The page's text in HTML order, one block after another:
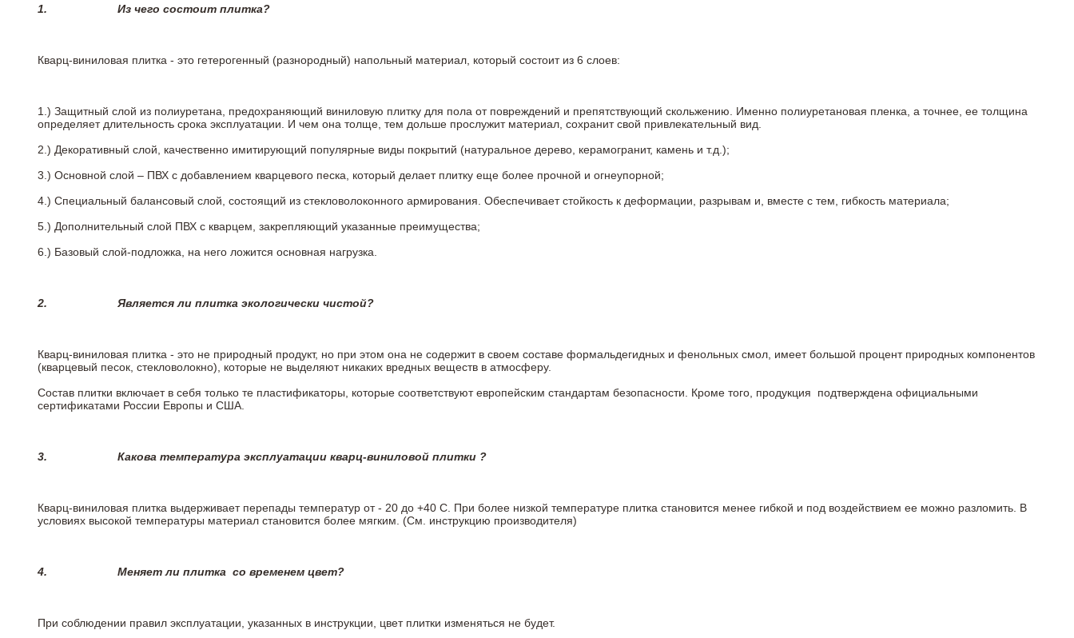
1. Из чего состоит плитка?
Кварц-виниловая плитка - это гетерогенный (разнородный) напольный материал, который состоит из 6 слоев:
1.) Защитный слой из полиуретана, предохраняющий виниловую плитку для пола от повреждений и препятствующий скольжению. Именно полиуретановая пленка, а точнее, ее толщина
определяет длительность срока эксплуатации. И чем она толще, тем дольше прослужит материал, сохранит свой привлекательный вид.
2.) Декоративный слой, качественно имитирующий популярные виды покрытий (натуральное дерево, керамогранит, камень и т.д.);
3.) Основной слой – ПВХ с добавлением кварцевого песка, который делает плитку еще более прочной и огнеупорной;
4.) Специальный балансовый слой, состоящий из стекловолоконного армирования. Обеспечивает стойкость к деформации, разрывам и, вместе с тем, гибкость материала;
5.) Дополнительный слой ПВХ с кварцем, закрепляющий указанные преимущества;
6.) Базовый слой-подложка, на него ложится основная нагрузка.
2. Является ли плитка экологически чистой?
Кварц-виниловая плитка - это не природный продукт, но при этом она не содержит в своем составе формальдегидных и фенольных смол, имеет большой процент природных компонентов
(кварцевый песок, стекловолокно), которые не выделяют никаких вредных веществ в атмосферу.
Состав плитки включает в себя только те пластификаторы, которые соответствуют европейским стандартам безопасности. Кроме того, продукция подтверждена официальными
сертификатами России Европы и США.
3. Какова температура эксплуатации кварц-виниловой плитки ?
Кварц-виниловая плитка выдерживает перепады температур от - 20 до +40 С. При более низкой температуре плитка становится менее гибкой и под воздействием ее можно разломить. В
условиях высокой температуры материал становится более мягким. (См. инструкцию производителя)
4. Меняет ли плитка со временем цвет?
При соблюдении правил эксплуатации, указанных в инструкции, цвет плитки изменяться не будет.